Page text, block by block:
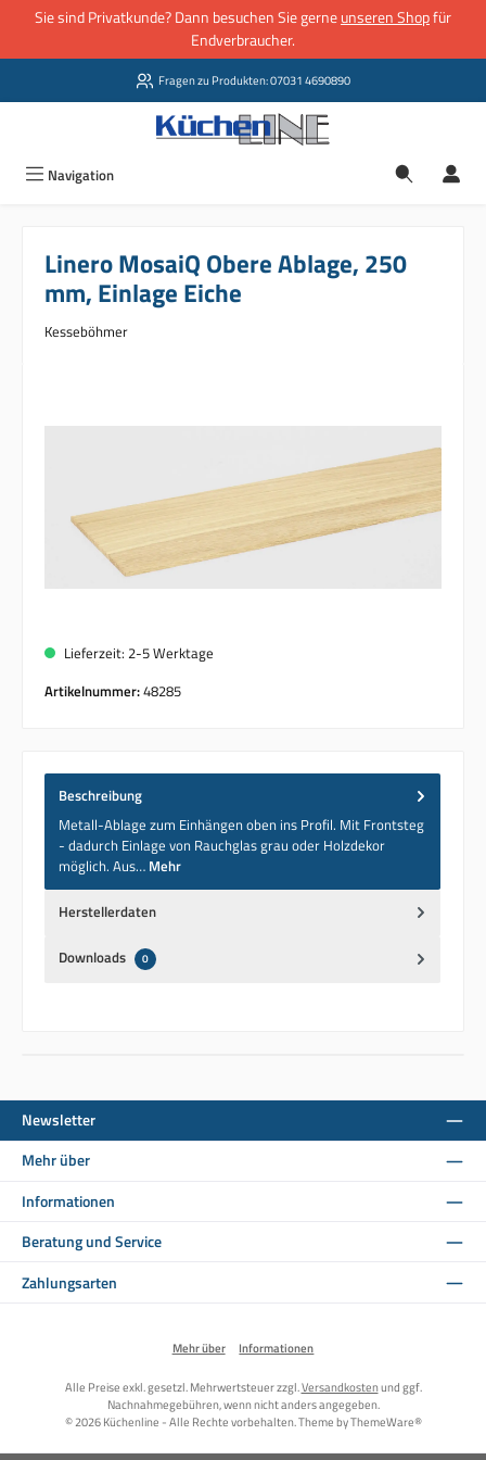
Zum Hauptinhalt springen
Sie sind Privatkunde? Dann besuchen Sie gerneunseren Shopfür
Endverbraucher.
Fragen zu Produkten: 07031 4690890
Navigation
Linero MosaiQ Obere Ablage, 250
mm, Einlage Eiche
Kesseböhmer
Lieferzeit: 2-5 Werktage
Artikelnummer:48285
Beschreibung
Metall-Ablage zum Einhängen oben ins Profil. Mit Frontsteg
- dadurch Einlage von Rauchglas grau oder Holzdekor
möglich. Aus… Mehr
Herstellerdaten
Downloads 0
Newsletter
Mehr über
Informationen
Beratung und Service
Zahlungsarten
Mehr über Informationen
Alle Preise exkl. gesetzl. Mehrwertsteuer zzgl.Versandkostenund ggf.
Nachnahmegebühren, wenn nicht anders angegeben.
© 2026 Küchenline - Alle Rechte vorbehalten. Theme byThemeWare®